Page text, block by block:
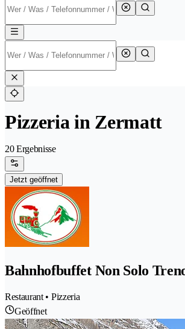
Pizzeria in Zermatt
20 Ergebnisse
Jetzt geöffnet
Bahnhofbuffet Non Solo
Restaurant • Pizzeria
Geöffnet